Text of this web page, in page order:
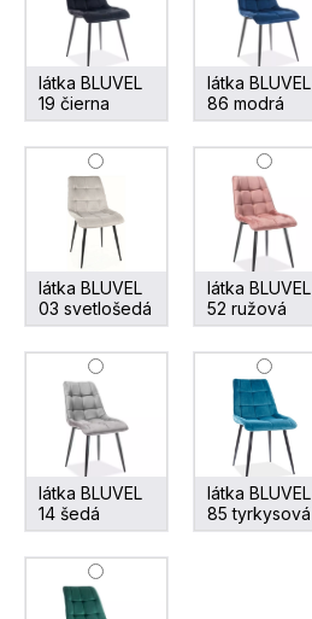
látka BLUVEL
19 čierna
látka BLUVEL
86 modrá
látka BLUVEL
03 svetlošedá
látka BLUVEL
52 ružová
látka BLUVEL
14 šedá
látka BLUVEL
85 tyrkysová